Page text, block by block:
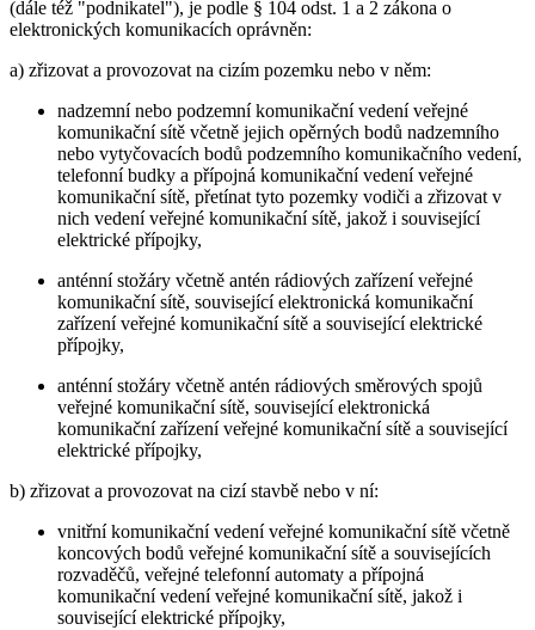
(dále též "podnikatel"), je podle § 104 odst. 1 a 2 zákona o
elektronických komunikacích oprávněn:
a) zřizovat a provozovat na cizím pozemku nebo v něm:
nadzemní nebo podzemní komunikační vedení veřejné
komunikační sítě včetně jejich opěrných bodů nadzemního
nebo vytyčovacích bodů podzemního komunikačního vedení,
telefonní budky a přípojná komunikační vedení veřejné
komunikační sítě, přetínat tyto pozemky vodiči a zřizovat v
nich vedení veřejné komunikační sítě, jakož i související
elektrické přípojky,
anténní stožáry včetně antén rádiových zařízení veřejné
komunikační sítě, související elektronická komunikační
zařízení veřejné komunikační sítě a související elektrické
přípojky,
anténní stožáry včetně antén rádiových směrových spojů
veřejné komunikační sítě, související elektronická
komunikační zařízení veřejné komunikační sítě a související
elektrické přípojky,
b) zřizovat a provozovat na cizí stavbě nebo v ní:
vnitřní komunikační vedení veřejné komunikační sítě včetně
koncových bodů veřejné komunikační sítě a souvisejících
rozvaděčů, veřejné telefonní automaty a přípojná
komunikační vedení veřejné komunikační sítě, jakož i
související elektrické přípojky,